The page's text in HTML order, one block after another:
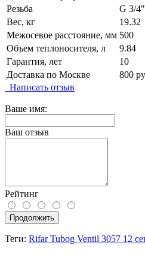
Резьба
G 3/
Вес, кг
19.32
Межосевое расстояние, мм 500
Объем теплоносителя, л
9.84
Гарантия, лет
10
Доставка по Москве
800
Написать отзыв
Ваше имя:
Ваш отзыв
Рейтинг
Продолжить
Теги: Rifar Tubog Ventil 3057 12